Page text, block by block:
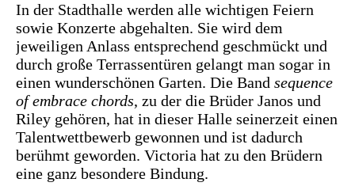
In der Stadthalle werden alle wichtigen Feiern
sowie Konzerte abgehalten. Sie wird dem
jeweiligen Anlass entsprechend geschmückt und
durch große Terrassentüren gelangt man sogar in
einen wunderschönen Garten. Die Band sequence
of embrace chords, zu der die Brüder Janos und
Riley gehören, hat in dieser Halle seinerzeit einen
Talentwettbewerb gewonnen und ist dadurch
berühmt geworden. Victoria hat zu den Brüdern
eine ganz besondere Bindung.